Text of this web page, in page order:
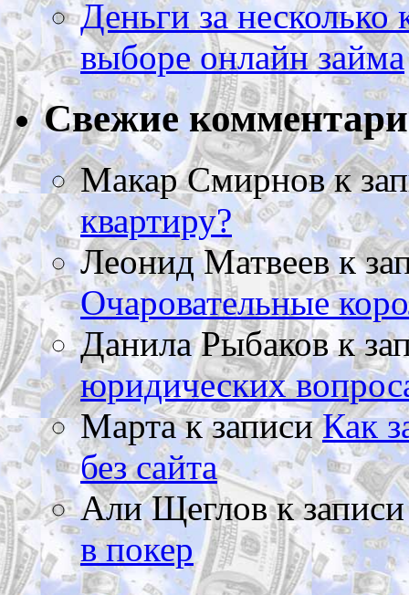
Деньги за
выборе онлайн займа
Свежие
Макар Смирновк
квартиру?
Леонид Матвеевк
Очаровательные
Данила Рыбаковк
юридических
Мартак записиКак
без сайта
Али Щегловк
в покер